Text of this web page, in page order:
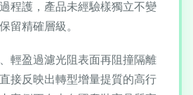
程護，產品未經驗樣獨立不變
留精確層級。
輕盈過濾光阻表面再阻撞隔離
接反映出轉型增量提質的高行